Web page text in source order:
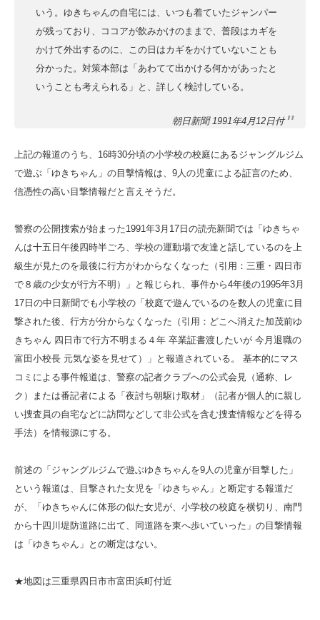
いう。ゆきちゃんの自宅には、いつも着ていたジャンパー
が残っており、ココアが飲みかけのままで、普段はカギを
かけて外出するのに、この日はカギをかけていないことも
分かった。対策本部は「あわてて出かける何かがあったと
いうことも考えられる」と、詳しく検討している。
朝日新聞 1991年4月12日付
上記の報道のうち、16時30分頃の小学校の校庭にあるジャングルジム
で遊ぶ「ゆきちゃん」の目撃情報は、9人の児童による証言のため、
信憑性の高い目撃情報だと言えそうだ。
警察の公開捜索が始まった1991年3月17日の読売新聞では「ゆきちゃ
んは十五日午後四時半ごろ、学校の運動場で友達と話しているのを上
級生が見たのを最後に行方がわからなくなった（引用：三重・四日市
で８歳の少女が行方不明）」と報じられ、事件から4年後の1995年3月
17日の中日新聞でも小学校の「校庭で遊んでいるのを数人の児童に目
撃された後、行方が分からなくなった（引用：どこへ消えた加茂前ゆ
きちゃん 四日市で行方不明まる４年 卒業証書渡したいが 今月退職の
富田小校長 元気な姿を見せて）」と報道されている。 基本的にマス
コミによる事件報道は、警察の記者クラブへの公式会見（通称、レ
ク）または番記者による「夜討ち朝駆け取材」（記者が個人的に親し
い捜査員の自宅などに訪問などして非公式を含む捜査情報などを得る
手法）を情報源にする。
前述の「ジャングルジムで遊ぶゆきちゃんを9人の児童が目撃した」
という報道は、目撃された女児を「ゆきちゃん」と断定する報道だ
が、「ゆきちゃんに体形の似た女児が、小学校の校庭を横切り、南門
から十四川堤防道路に出て、同道路を東へ歩いていった」の目撃情報
は「ゆきちゃん」との断定はない。
★地図は三重県四日市市富田浜町付近